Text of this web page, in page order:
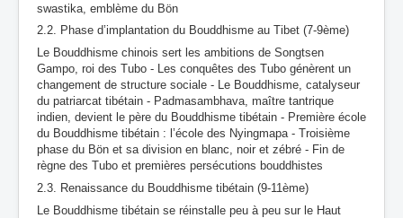
swastika, emblème du Bön
2.2. Phase d’implantation du Bouddhisme au Tibet (7-9ème)
Le Bouddhisme chinois sert les ambitions de Songtsen
Gampo, roi des Tubo - Les conquêtes des Tubo génèrent un
changement de structure sociale - Le Bouddhisme, catalyseur
du patriarcat tibétain - Padmasambhava, maître tantrique
indien, devient le père du Bouddhisme tibétain - Première école
du Bouddhisme tibétain : l’école des Nyingmapa - Troisième
phase du Bön et sa division en blanc, noir et zébré - Fin de
règne des Tubo et premières persécutions bouddhistes
2.3. Renaissance du Bouddhisme tibétain (9-11ème)
Le Bouddhisme tibétain se réinstalle peu à peu sur le Haut